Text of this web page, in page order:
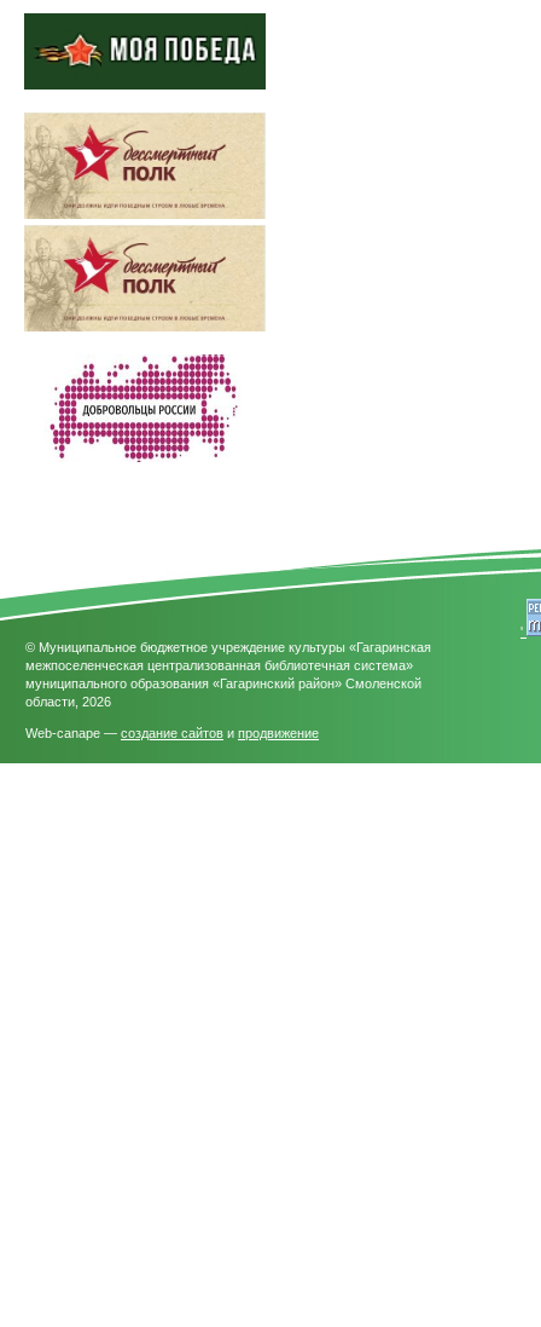
© Муниципальное бюджетное учреждение культуры «Гагаринская
межпоселенческая централизованная библиотечная система»
муниципального образования «Гагаринский район» Смоленской
области, 2026
Web-canape — создание сайтов и продвижение
'